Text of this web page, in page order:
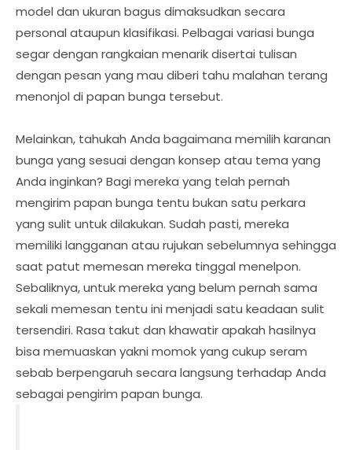
model dan ukuran bagus dimaksudkan secara
personal ataupun klasifikasi. Pelbagai variasi bunga
segar dengan rangkaian menarik disertai tulisan
dengan pesan yang mau diberi tahu malahan terang
menonjol di papan bunga tersebut.
Melainkan, tahukah Anda bagaimana memilih karanan
bunga yang sesuai dengan konsep atau tema yang
Anda inginkan? Bagi mereka yang telah pernah
mengirim papan bunga tentu bukan satu perkara
yang sulit untuk dilakukan. Sudah pasti, mereka
memiliki langganan atau rujukan sebelumnya sehingga
saat patut memesan mereka tinggal menelpon.
Sebaliknya, untuk mereka yang belum pernah sama
sekali memesan tentu ini menjadi satu keadaan sulit
tersendiri. Rasa takut dan khawatir apakah hasilnya
bisa memuaskan yakni momok yang cukup seram
sebab berpengaruh secara langsung terhadap Anda
sebagai pengirim papan bunga.